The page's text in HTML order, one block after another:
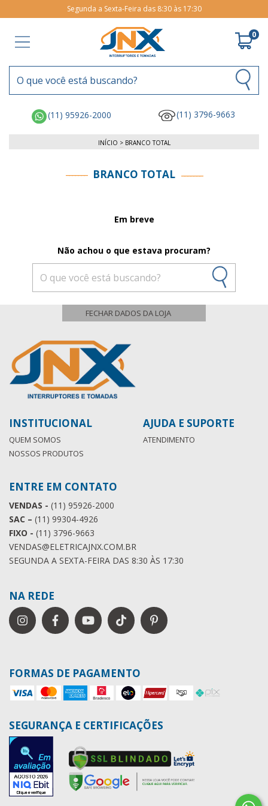
Segunda a Sexta-Feira das 8:30 às 17:30
(11) 95926-2000 (11) 3796-9663
0
INÍCIO > BRANCO TOTAL
BRANCO TOTAL
Em breve
Não achou o que estava procuram?
INSTITUCIONAL
QUEM SOMOS
NOSSOS PRODUTOS
AJUDA E SUPORTE
ATENDIMENTO
ENTRE EM CONTATO
VENDAS - (11) 95926-2000
SAC – (11) 99304-4926
FIXO - (11) 3796-9663
VENDAS@ELETRICAJNX.COM.BR
SEGUNDA A SEXTA-FEIRA DAS 8:30 ÀS 17:30
NA REDE
FORMAS DE PAGAMENTO
SEGURANÇA E CERTIFICAÇÕES